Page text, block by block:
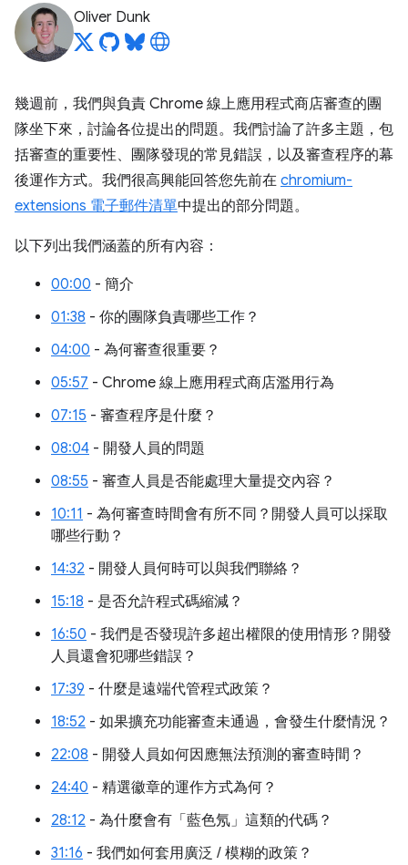
Oliver Dunk
幾週前，我們與負責 Chrome 線上應用程式商店審查的團
隊坐下來，討論各位提出的問題。我們討論了許多主題，包
括審查的重要性、團隊發現的常見錯誤，以及審查程序的幕
後運作方式。我們很高興能回答您先前在 chromium-
extensions 電子郵件清單中提出的部分問題。
以下列出我們涵蓋的所有內容：
00:00 - 簡介
01:38 - 你的團隊負責哪些工作？
04:00 - 為何審查很重要？
05:57 - Chrome 線上應用程式商店濫用行為
07:15 - 審查程序是什麼？
08:04 - 開發人員的問題
08:55 - 審查人員是否能處理大量提交內容？
10:11 - 為何審查時間會有所不同？開發人員可以採取
哪些行動？
14:32 - 開發人員何時可以與我們聯絡？
15:18 - 是否允許程式碼縮減？
16:50 - 我們是否發現許多超出權限的使用情形？開發
人員還會犯哪些錯誤？
17:39 - 什麼是遠端代管程式政策？
18:52 - 如果擴充功能審查未通過，會發生什麼情況？
22:08 - 開發人員如何因應無法預測的審查時間？
24:40 - 精選徽章的運作方式為何？
28:12 - 為什麼會有「藍色氖」這類的代碼？
31:16 - 我們如何套用廣泛 / 模糊的政策？